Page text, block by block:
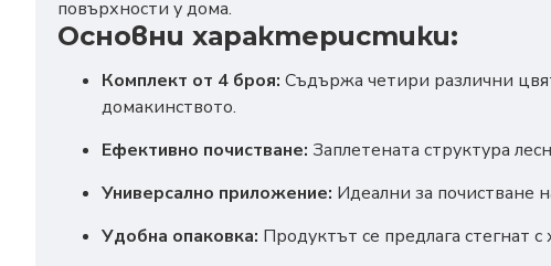
повърхности у дома.
Основни характеристики:
Комплект от 4 броя: Съдържа четири различни
домакинството.
Ефективно почистване: Заплетената структура
Универсално приложение: Идеални за почистване
Удобна опаковка: Продуктът се предлага стегнат